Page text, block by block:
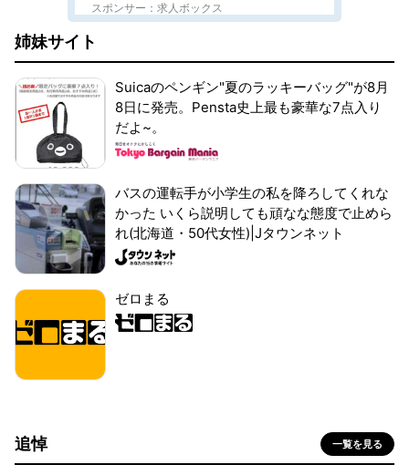
スポンサー：求人ボックス
姉妹サイト
Suicaのペンギン"夏のラッキーバッグ"が8月
8日に発売。Pensta史上最も豪華な7点入り
だよ~。
バスの運転手が小学生の私を降ろしてくれな
かった いくら説明しても頑なな態度で止めら
れ(北海道・50代女性)|Jタウンネット
ゼロまる
追悼 一覧を見る